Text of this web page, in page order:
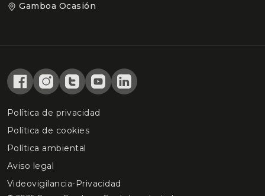
Gamboa Ocasión
Política de privacidad
Política de cookies
Política ambiental
Aviso legal
Videovigilancia-Privacidad